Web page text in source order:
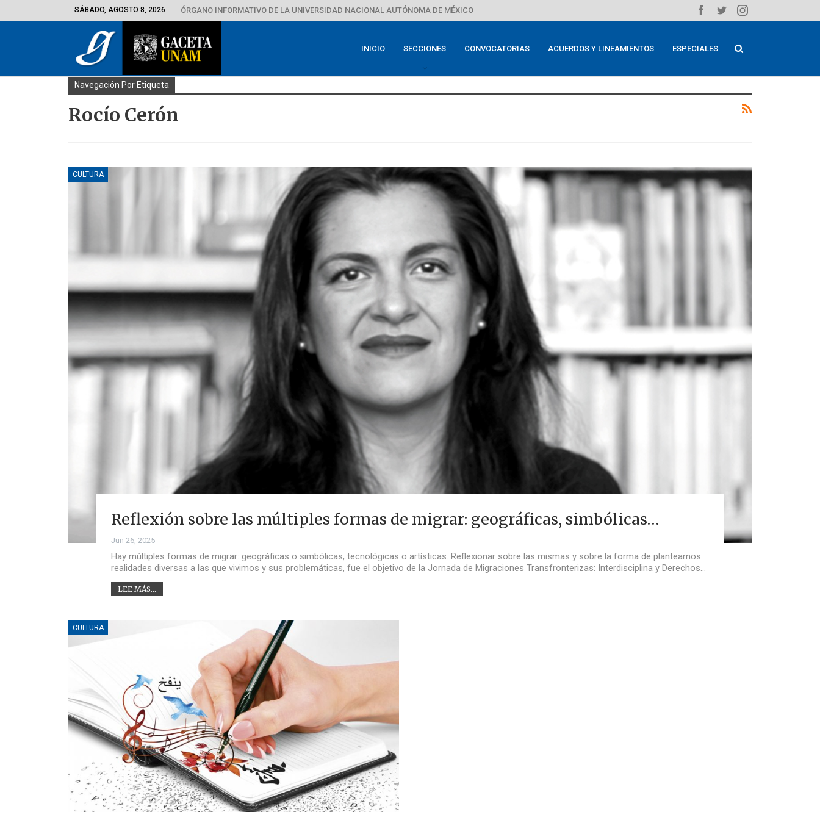
SÁBADO, AGOSTO 8, 2026 ÓRGANO INFORMATIVO DE LA UNIVERSIDAD NACIONAL AUTÓNOMA DE MÉXICO
INICIO SECCIONES CONVOCATORIAS ACUERDOS Y LINEAMIENTOS ESPECIALES
Navegación Por Etiqueta
Rocío Cerón
CULTURA
Reflexión sobre las múltiples formas de migrar: geográficas, simbólicas…
Jun 26, 2025
Hay múltiples formas de migrar: geográficas o simbólicas, tecnológicas o artísticas. Reflexionar sobre las mismas y sobre la forma de plantearnos
realidades diversas a las que vivimos y sus problemáticas, fue el objetivo de la Jornada de Migraciones Transfronterizas: Interdisciplina y Derechos…
LEE MÁS...
CULTURA